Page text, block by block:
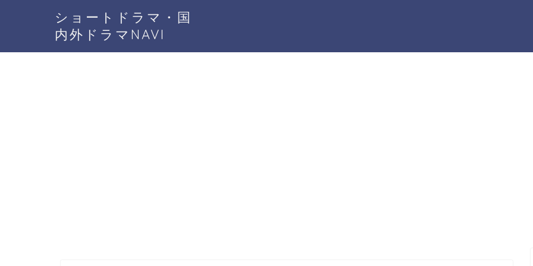
ショートドラマ・国
内外ドラマNAVI